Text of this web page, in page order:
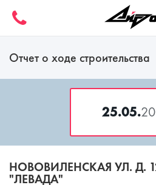
Отчет о ходе строительства
25.05.
НОВОВИЛЕНСКАЯ УЛ. Д.
"ЛЕВАДА"